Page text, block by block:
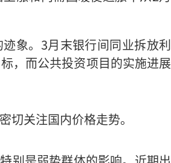
象。3月末银行间同业拆放利
，而公共投资项目的实施进展
切关注国内价格走势。